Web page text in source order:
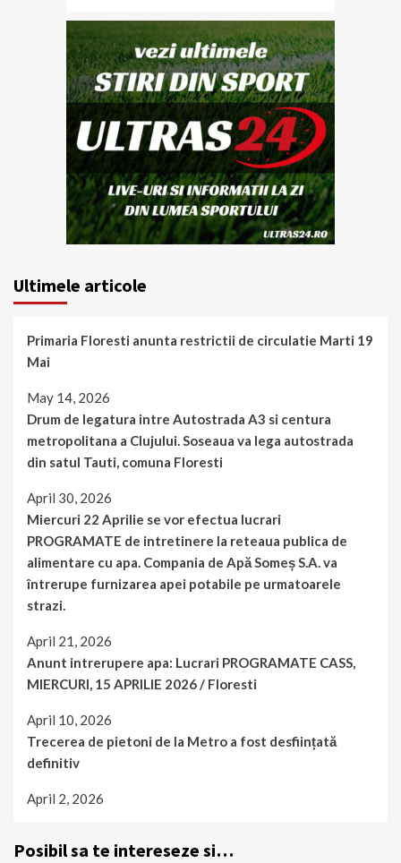
Ultimele articole
Primaria Floresti anunta restrictii de circulatie Marti 19
Mai
May 14, 2026
Drum de legatura intre Autostrada A3 si centura
metropolitana a Clujului. Soseaua va lega autostrada
din satul Tauti, comuna Floresti
April 30, 2026
Miercuri 22 Aprilie se vor efectua lucrari
PROGRAMATE de intretinere la reteaua publica de
alimentare cu apa. Compania de Apă Someș S.A. va
întrerupe furnizarea apei potabile pe urmatoarele
strazi.
April 21, 2026
Anunt intrerupere apa: Lucrari PROGRAMATE CASS,
MIERCURI, 15 APRILIE 2026 / Floresti
April 10, 2026
Trecerea de pietoni de la Metro a fost desființată
definitiv
April 2, 2026
Posibil sa te intereseze si…